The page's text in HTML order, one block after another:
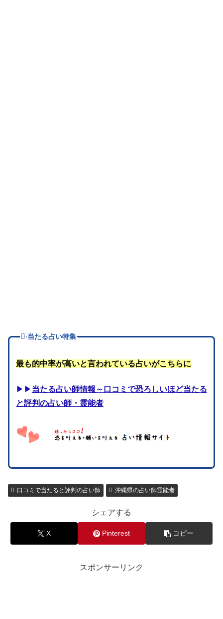
当たる占い特集
最も的中率が高いと言われている占いがこちらに
▶▶ 当たる占い師情報～口コミで恐ろしいほど当たる
と評判の占い師・霊能者
口コミで当たると評判の占い師 沖縄県の占い師霊能者
シェアする
X Pinterest コピー
スポンサーリンク